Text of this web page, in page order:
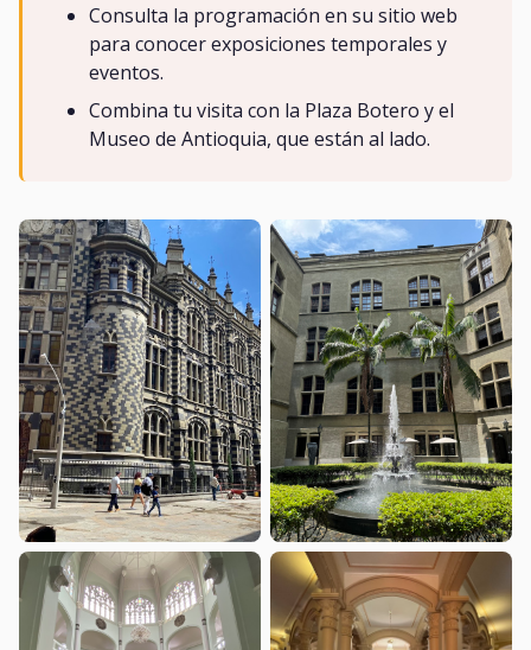
Consulta la programación en su sitio web
para conocer exposiciones temporales y
eventos.
Combina tu visita con la Plaza Botero y el
Museo de Antioquia, que están al lado.